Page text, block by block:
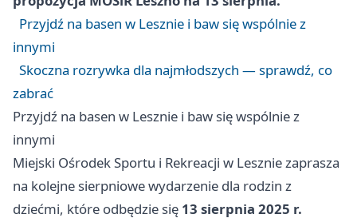
Przyjdź na basen w Lesznie i baw się wspólnie z
innymi
Skoczna rozrywka dla najmłodszych — sprawdź, co
zabrać
Przyjdź na basen w Lesznie i baw się wspólnie z
innymi
Miejski Ośrodek Sportu i Rekreacji w Lesznie zaprasza
na kolejne sierpniowe wydarzenie dla rodzin z
dziećmi, które odbędzie się 13 sierpnia 2025 r.